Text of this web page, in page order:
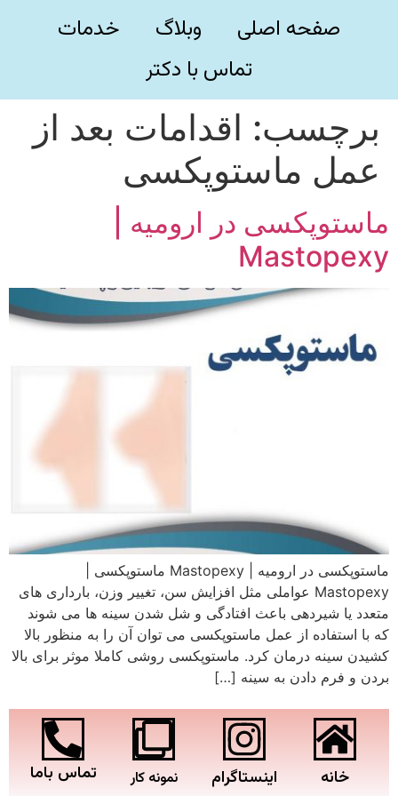
صفحه اصلی وبلاگ
خدمات
تماس با دکتر
برچسب: اقدامات بعد از
عمل ماستوپکسی
ماستوپکسی در ارومیه |
Mastopexy
ماستوپکسی در ارومیه | Mastopexy ماستوپکسی |
Mastopexy عواملی مثل افزایش سن، تغییر وزن، بارداری های
متعدد یا شیردهی باعث افتادگی و شل شدن سینه ها می شوند
که با استفاده از عمل ماستوپکسی می توان آن را به منظور بالا
کشیدن سینه درمان کرد. ماستوپکسی روشی کاملا موثر برای بالا
بردن و فرم دادن به سینه […]
خانه اینستاگرام نمونه کار تماس باما